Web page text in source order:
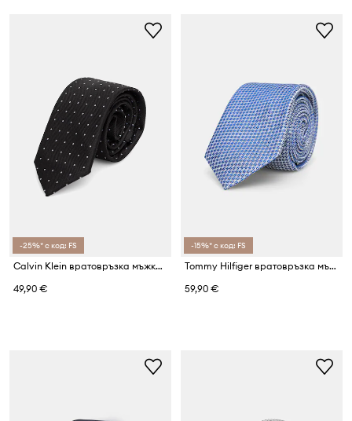
-25%* с код: FS
Calvin Klein вратовръзка мъжка с добавена коприна
49,90 €
-15%* с код: FS
Tommy Hilfiger вратовръзка мъжка от коприна
59,90 €